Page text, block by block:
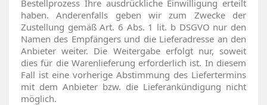
Bestellprozess Ihre ausdrückliche Einwilligung erteilt
haben. Anderenfalls geben wir zum Zwecke der
Zustellung gemäß Art. 6 Abs. 1 lit. b DSGVO nur den
Namen des Empfängers und die Lieferadresse an den
Anbieter weiter. Die Weitergabe erfolgt nur, soweit
dies für die Warenlieferung erforderlich ist. In diesem
Fall ist eine vorherige Abstimmung des Liefertermins
mit dem Anbieter bzw. die Lieferankündigung nicht
möglich.